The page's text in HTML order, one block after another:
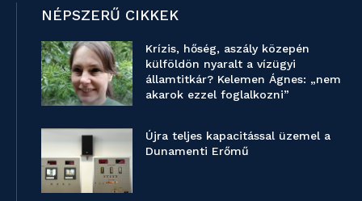
NÉPSZERŰ CIKKEK
Krízis, hőség, aszály közepén
külföldön nyaralt a vízügyi
államtitkár? Kelemen Ágnes: „nem
akarok ezzel foglalkozni”
Újra teljes kapacitással üzemel a
Dunamenti Erőmű